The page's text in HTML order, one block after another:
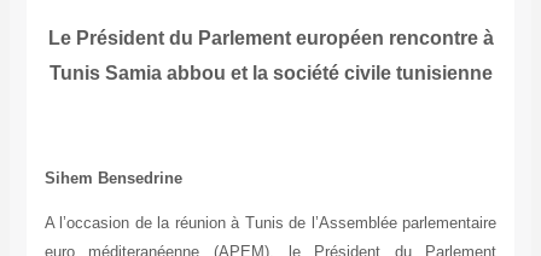
Le Président du Parlement européen rencontre à
Tunis Samia abbou et la société civile tunisienne
Sihem Bensedrine
A l’occasion de la réunion à Tunis de l’Assemblée parlementaire
euro méditeranéenne (APEM), le Président du Parlement